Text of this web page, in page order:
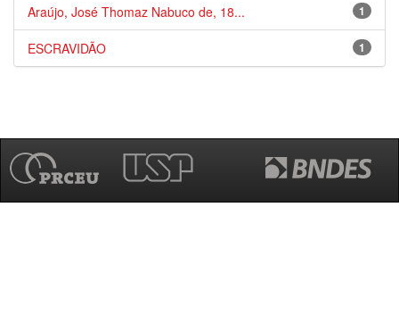
1
Araújo, José Thomaz Nabuco de, 18...
1
ESCRAVIDÃO